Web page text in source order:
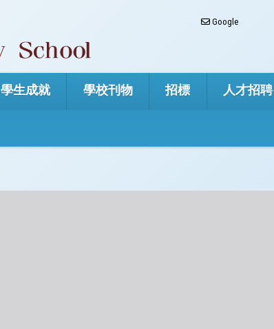
Google
學生成就 學校刊物 招標 人才招聘